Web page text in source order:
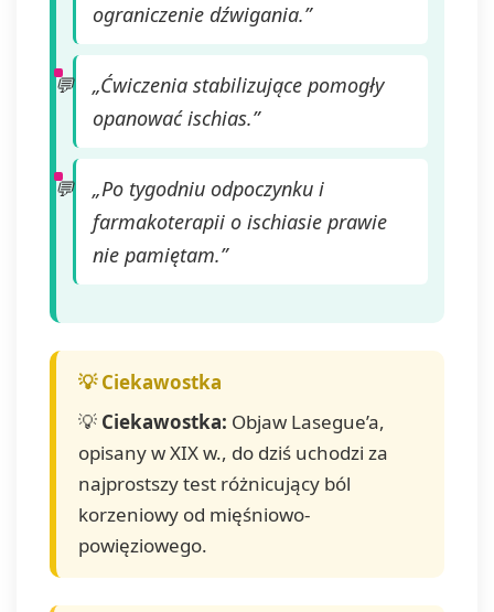
ograniczenie dźwigania.”
„Ćwiczenia stabilizujące pomogły
opanować ischias.”
„Po tygodniu odpoczynku i
farmakoterapii o ischiasie prawie
nie pamiętam.”
💡 Ciekawostka: Objaw Lasegue’a,
opisany w XIX w., do dziś uchodzi za
najprostszy test różnicujący ból
korzeniowy od mięśniowo-
powięziowego.